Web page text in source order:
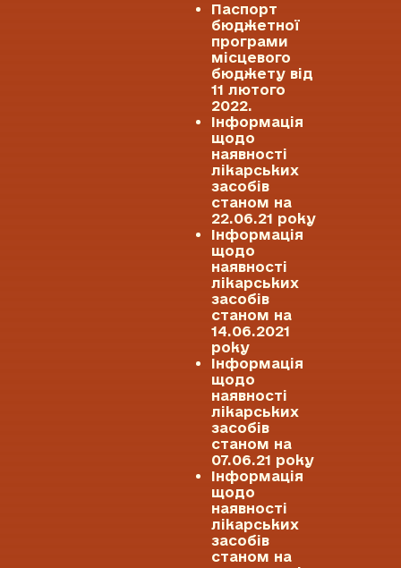
Паспорт
бюджетної
програми
місцевого
бюджету від
11 лютого
2022.
Інформація
щодо
наявності
лікарських
засобів
станом на
22.06.21 року
Інформація
щодо
наявності
лікарських
засобів
станом на
14.06.2021
року
Інформація
щодо
наявності
лікарських
засобів
станом на
07.06.21 року
Інформація
щодо
наявності
лікарських
засобів
станом на